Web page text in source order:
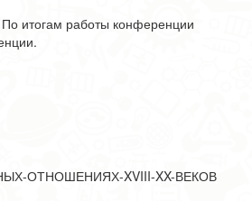
итогам работы конференции
ОТНОШЕНИЯХ-XVIII-XX-ВЕКОВ